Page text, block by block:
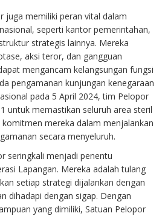
juga memiliki peran vital dalam
seperti kantor pemerintahan,
strategis lainnya. Mereka
aksi teror, dan gangguan
mengancam kelangsungan fungsi
pengamanan kunjungan kenegaraan
pada 5 April 2024, tim Pelopor
untuk memastikan seluruh area steril
mereka dalam menjalankan
secara menyeluruh.
seringkali menjadi penentu
Lapangan. Mereka adalah tulang
setiap strategi dijalankan dengan
dihadapi dengan sigap. Dengan
yang dimiliki, Satuan Pelopor